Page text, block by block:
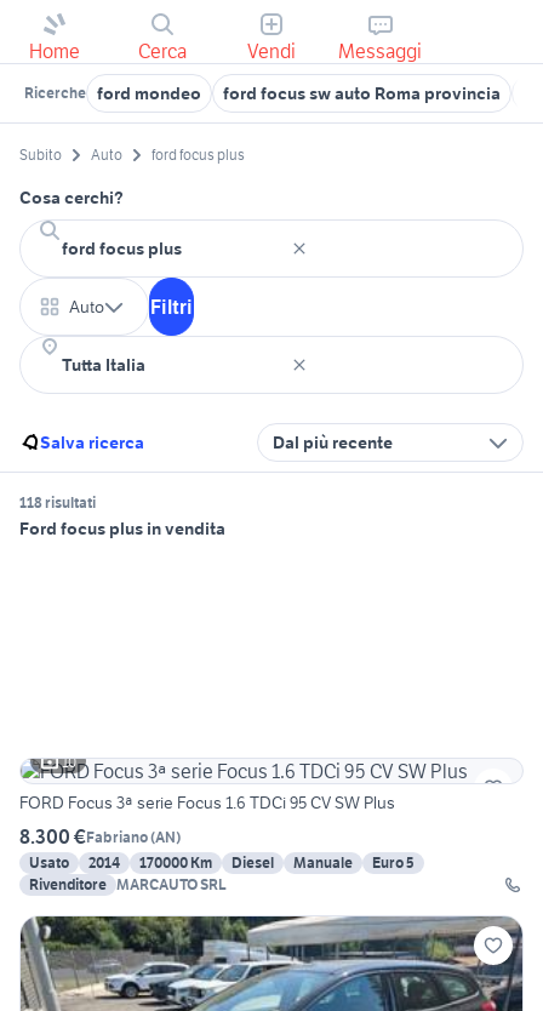
Home Cerca Vendi Messaggi
Ricerche ford mondeo ford focus sw auto Roma provincia
Subito Auto ford focus plus
Cosa cerchi?
Auto Filtri
Salva ricerca Dal più recente
118 risultati
Ford focus plus in vendita
10
FORD Focus 3ª serie Focus 1.6 TDCi 95 CV SW Plus
8.300 €Fabriano(AN)
Usato
2014 170000 Km Diesel Manuale
Euro 5
Rivenditore MARCAUTO SRL